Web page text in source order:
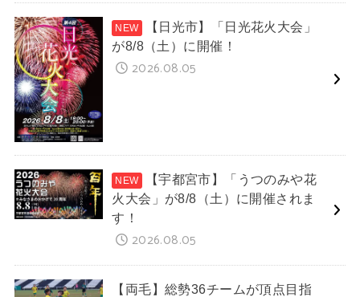
【日光市】「日光花火大会」
が8/8（土）に開催！
2026.08.05
【宇都宮市】「うつのみや花
火大会」が8/8（土）に開催されま
す！
2026.08.05
【両毛】総勢36チームが頂点目指